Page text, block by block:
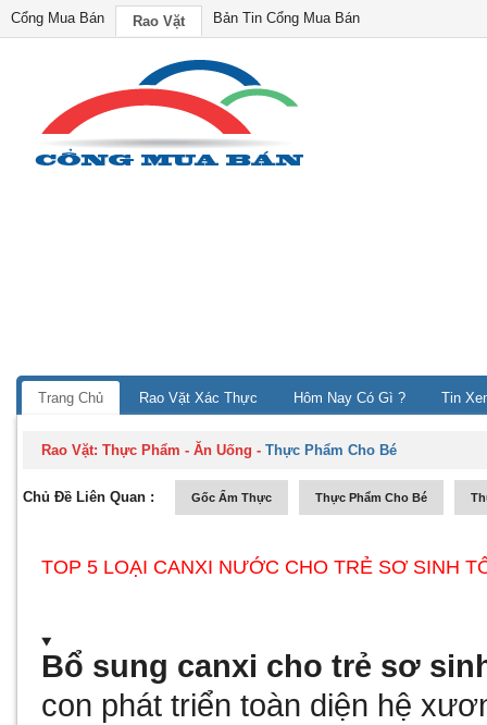
Cổng Mua Bán Rao Vặt Bản Tin Cổng Mua Bán
Trang Chủ Rao Vặt Xác Thực Hôm Nay Có Gì ? Tin
Rao Vặt:Thực Phẩm - Ăn Uống -Thực Phẩm Cho Bé
Chủ Đề Liên Quan : Gốc Ẩm Thực Thực Phẩm Cho Bé
TOP 5 LOẠI CANXI NƯỚC CHO TRẺ SƠ SINH
Bổ sung canxi cho trẻ sơ
con phát triển toàn diện hệ